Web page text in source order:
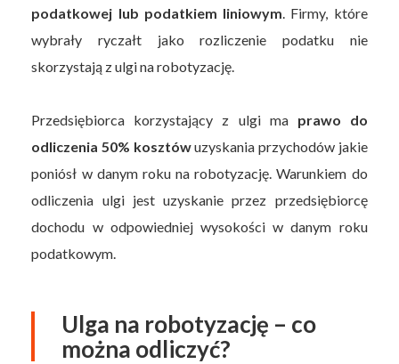
podatkowej lub podatkiem liniowym . Firmy, które
wybrały ryczałt jako rozliczenie podatku nie
skorzystają z ulgi na robotyzację.
Przedsiębiorca korzystający z ulgi ma prawo do
odliczenia 50% kosztówuzyskania przychodów jakie
poniósł w danym roku na robotyzację. Warunkiem do
odliczenia ulgi jest uzyskanie przez przedsiębiorcę
dochodu w odpowiedniej wysokości w danym roku
podatkowym.
Ulga na robotyzację – co
można odliczyć?